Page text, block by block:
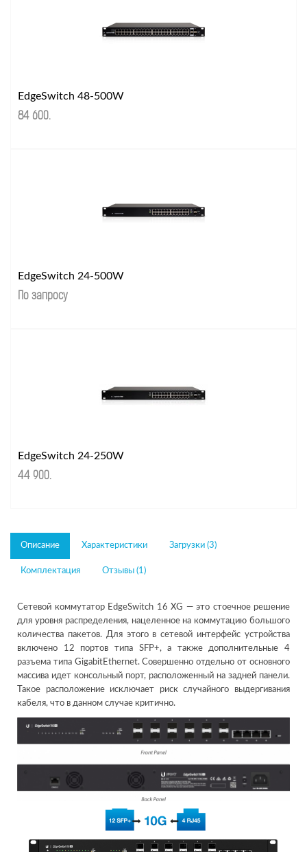
EdgeSwitch 48-500W
84 600.
EdgeSwitch 24-500W
По запросу
EdgeSwitch 24-250W
44 900.
Описание Характеристики Загрузки (3)
Комплектация Отзывы (1)
Сетевой коммутатор EdgeSwitch 16 XG — это стоечное решение
для уровня распределения, нацеленное на коммутацию большого
количества пакетов. Для этого в сетевой интерфейс устройства
включено 12 портов типа SFP+, а также дополнительные 4
разъема типа GigabitEthernet. Совершенно отдельно от основного
массива идет консольный порт, расположенный на задней панели.
Такое расположение исключает риск случайного выдергивания
кабеля, что в данном случае критично.